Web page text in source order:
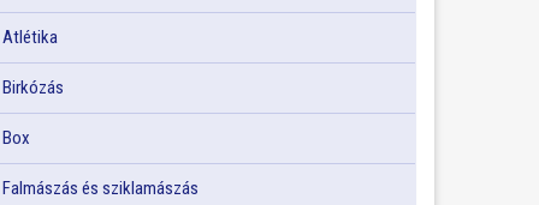
Atlétika
Birkózás
Box
Falmászás és sziklamászás